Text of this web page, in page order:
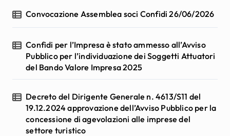
Convocazione Assemblea soci Confidi 26/06/2026
Confidi per l’Impresa è stato ammesso all’Avviso
Pubblico per l’individuazione dei Soggetti Attuatori
del Bando Valore Impresa 2025
Decreto del Dirigente Generale n. 4613/S11 del
19.12.2024 approvazione dell’Avviso Pubblico per la
concessione di agevolazioni alle imprese del
settore turistico